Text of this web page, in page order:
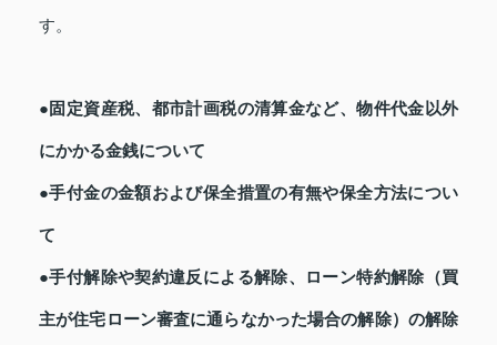
す。
●固定資産税、都市計画税の清算金など、物件代金以外
にかかる金銭について
●手付金の金額および保全措置の有無や保全方法につい
て
●手付解除や契約違反による解除、ローン特約解除（買
主が住宅ローン審査に通らなかった場合の解除）の解除